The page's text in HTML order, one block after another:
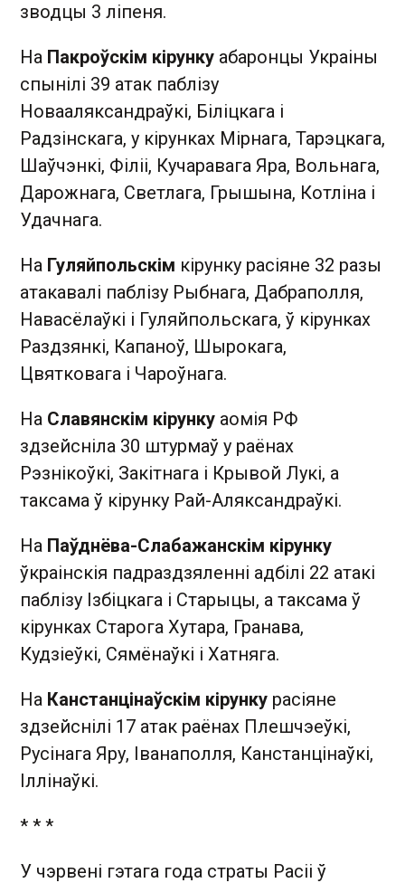
зводцы 3 ліпеня.
На Пакроўскім кірунку абаронцы Украіны
спынілі 39 атак паблізу
Новааляксандраўкі, Біліцкага і
Радзінскага, у кірунках Мірнага, Тарэцкага,
Шаўчэнкі, Філіі, Кучаравага Яра, Вольнага,
Дарожнага, Светлага, Грышына, Котліна і
Удачнага.
На Гуляйпольскім кірунку расіяне 32 разы
атакавалі паблізу Рыбнага, Дабраполля,
Навасёлаўкі і Гуляйпольскага, ў кірунках
Раздзянкі, Капаноў, Шырокага,
Цвятковага і Чароўнага.
На Славянскім кірунку аомія РФ
здзейсніла 30 штурмаў у раёнах
Рэзнікоўкі, Закітнага і Крывой Лукі, а
таксама ў кірунку Рай-Аляксандраўкі.
На Паўднёва-Слабажанскім кірунку
ўкраінскія падраздзяленні адбілі 22 атакі
паблізу Ізбіцкага і Старыцы, а таксама ў
кірунках Старога Хутара, Гранава,
Кудзіеўкі, Сямёнаўкі і Хатняга.
На Канстанцінаўскім кірунку расіяне
здзейснілі 17 атак раёнах Плешчэеўкі,
Русінага Яру, Іванаполля, Канстанцінаўкі,
Іллінаўкі.
* * *
У чэрвені гэтага года страты Расіі ў